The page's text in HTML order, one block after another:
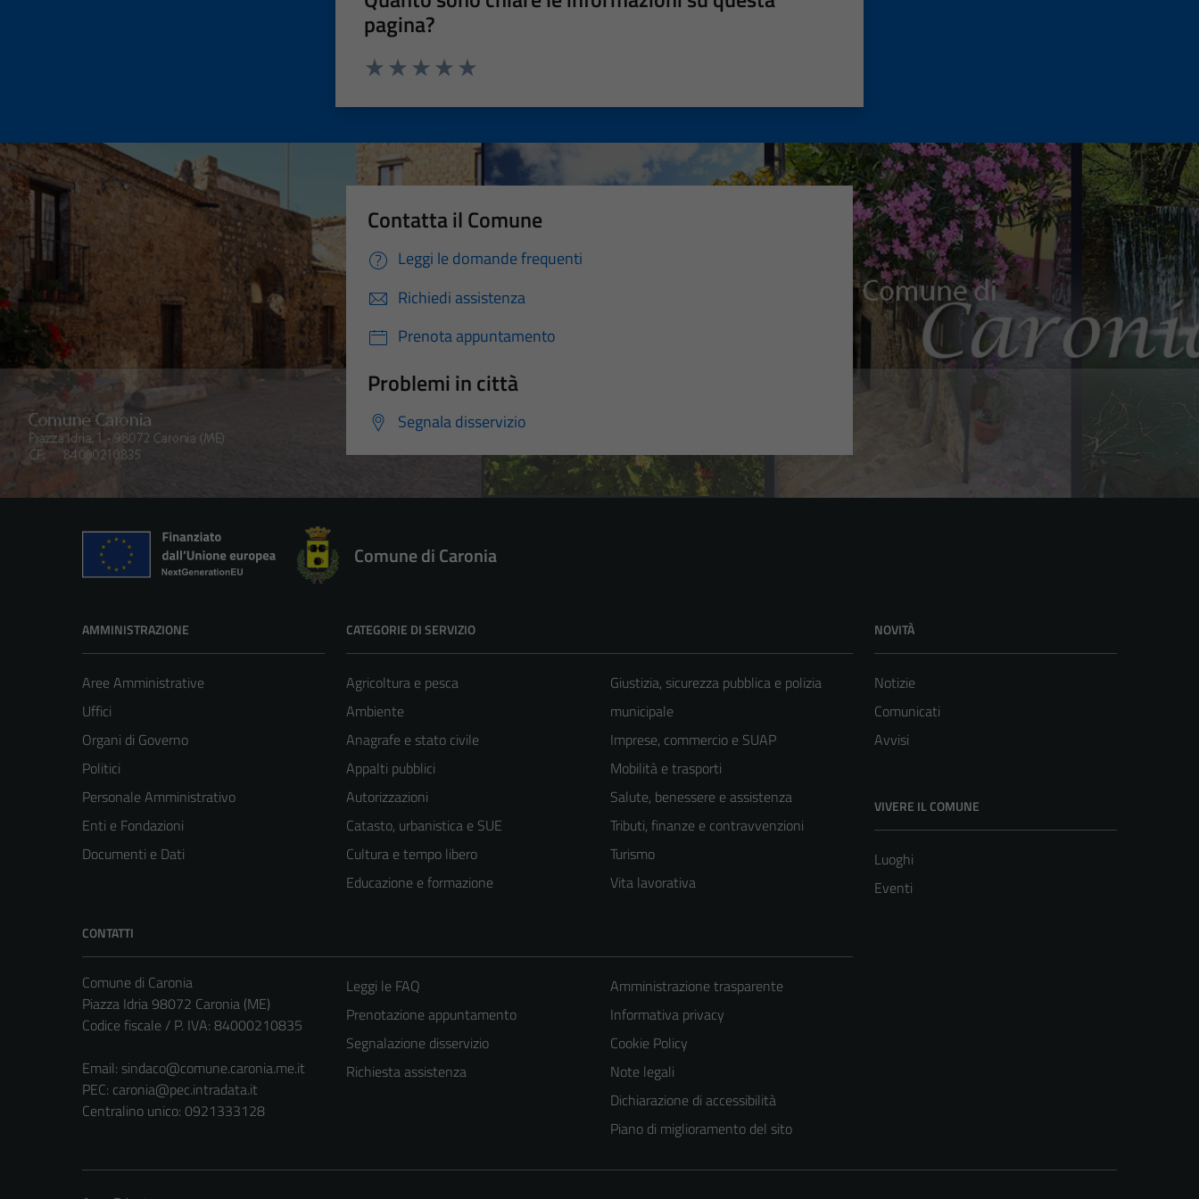
pagina?
Contatta il Comune
Leggi le domande frequenti
Richiedi assistenza
Prenota appuntamento
Problemi in città
Segnala disservizio
Comune di Caronia
AMMINISTRAZIONE
Aree Amministrative
Uffici
Organi di Governo
Politici
Personale Amministrativo
Enti e Fondazioni
Documenti e Dati
CATEGORIE DI SERVIZIO
Agricoltura e pesca
Ambiente
Anagrafe e stato civile
Appalti pubblici
Autorizzazioni
Catasto, urbanistica e SUE
Cultura e tempo libero
Educazione e formazione
Giustizia, sicurezza pubblica e polizia
municipale
Imprese, commercio e SUAP
Mobilità e trasporti
Salute, benessere e assistenza
Tributi, finanze e contravvenzioni
Turismo
Vita lavorativa
NOVITÀ
Notizie
Comunicati
Avvisi
VIVERE IL COMUNE
Luoghi
Eventi
CONTATTI
Comune di Caronia
Piazza Idria 98072 Caronia (ME)
Codice fiscale / P. IVA: 84000210835
Email: sindaco@comune.caronia.me.it
PEC: caronia@pec.intradata.it
Centralino unico: 0921333128
Leggi le FAQ
Prenotazione appuntamento
Segnalazione disservizio
Richiesta assistenza
Amministrazione trasparente
Informativa privacy
Cookie Policy
Note legali
Dichiarazione di accessibilità
Piano di miglioramento del sito
Tecnici
Questi cookie
sono necessari
per il
funzionamento